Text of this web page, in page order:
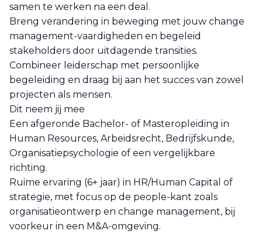
samen te werken na een deal.
Breng verandering in beweging met jouw change
management-vaardigheden en begeleid
stakeholders door uitdagende transities.
Combineer leiderschap met persoonlijke
begeleiding en draag bij aan het succes van zowel
projecten als mensen.
Dit neem jij mee
Een afgeronde Bachelor- of Masteropleiding in
Human Resources, Arbeidsrecht, Bedrijfskunde,
Organisatiepsychologie of een vergelijkbare
richting.
Ruime ervaring (6+ jaar) in HR/Human Capital of
strategie, met focus op de people-kant zoals
organisatieontwerp en change management, bij
voorkeur in een M&A-omgeving.